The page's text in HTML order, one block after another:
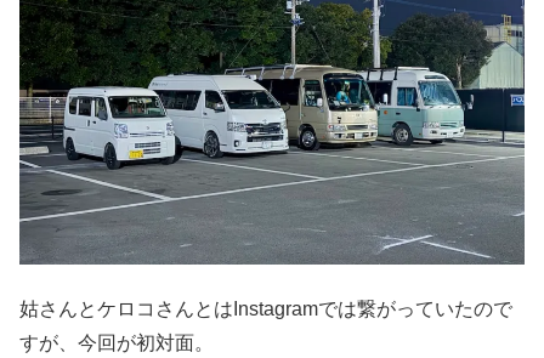
姑さんとケロコさんとはInstagramでは繋がっていたので
すが、今回が初対面。